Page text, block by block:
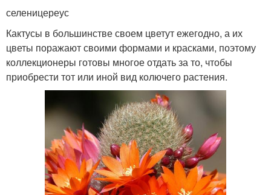
селеницереус
Кактусы в большинстве своем цветут ежегодно, а их
цветы поражают своими формами и красками, поэтому
коллекционеры готовы многое отдать за то, чтобы
приобрести тот или иной вид колючего растения.